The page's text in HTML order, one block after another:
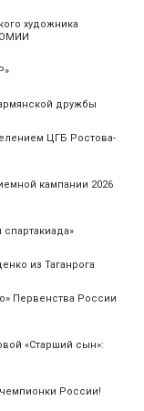
художника
дружбы
ЦГБ Ростова-
кампании 2026
из Таганрога
Первенства России
«Старший сын»:
России!